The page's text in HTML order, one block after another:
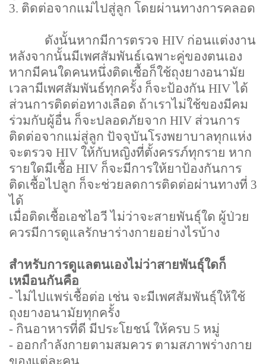
3. ติดต่อจากแม่ไปสู่ลูก โดยผ่านทางการคลอด
ดังนั้นหากมีการตรวจ HIV ก่อนแต่งงาน
หลังจากนั้นมีเพศสัมพันธ์เฉพาะคู่ของตนเอง
หากมีคนใดคนหนึ่งติดเชื้อก็ใช้ถุงยางอนามัย
เวลามีเพศสัมพันธ์ทุกครั้ง ก็จะป้องกัน HIVได้
ส่วนการติดต่อทางเลือด ถ้าเราไม่ใช้ของมีคม
ร่วมกับผู้อื่น ก็จะปลอดภัยจาก HIV ส่วนการ
ติดต่อจากแม่สู่ลูก ปัจจุบันโรงพยาบาลทุกแห่ง
จะตรวจ HIV ให้กับหญิงที่ตั้งครรภ์ทุกราย หาก
รายใดมีเชื้อ HIV ก็จะมีการให้ยาป้องกันการ
ติดเชื้อไปลูก ก็จะช่วยลดการติดต่อผ่านทางที่ 3
ได้
เมื่อติดเชื้อเอชไอวี ไม่ว่าจะสายพันธุ์ใด ผู้ป่วย
ควรมีการดูแลรักษาร่างกายอย่างไรบ้าง
สำหรับการดูแลตนเองไม่ว่าสายพันธุ์ใดก็
เหมือนกันคือ
-ไม่ไปแพร่เชื้อต่อ เช่น จะมีเพศสัมพันธุ์ให้ใช้
ถุงยางอนามัยทุกครั้ง
- กินอาหารที่ดี มีประโยชน์ ให้ครบ 5 หมู่
- ออกกำลังกายตามสมควร ตามสภาพร่างกาย
ของแต่ละคน